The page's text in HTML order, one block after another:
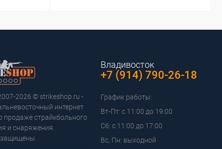
2026 © strikeshop.ru -
интернет
продаже страйкбольного
и снаряжения.
защищены.
Владивосток
+7 (914) 790-26-18
График работы:
Вт-Пт: с 11:00 до 19:00
Сб: с 11:00 до 17:00
Вс, Пн: выходной